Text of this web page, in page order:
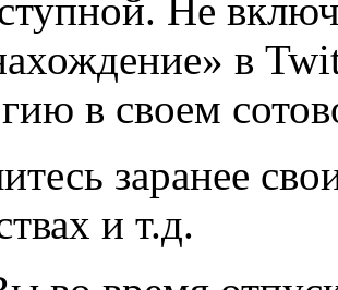
Не
в
в своем
заранее
и т.д.